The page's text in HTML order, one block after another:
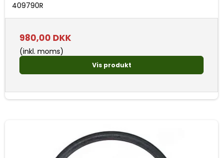
409790R
980,00 DKK
(inkl. moms)
Vis produkt